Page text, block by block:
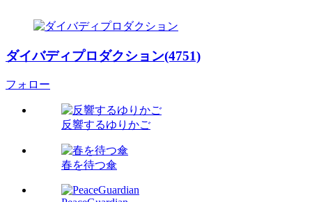
ダイバディプロダクション(4751)
フォロー
反響するゆりかご
春を待つ傘